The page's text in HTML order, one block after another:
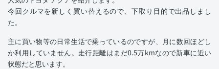
今回クルマを新しく買い替えるので、下取り目的で出品しまし
た。
主に買い物等の日常生活で乗っているのですが、月に数回ほどし
か利用していません。走行距離はまだ0.5万kmなので新車に近い
状態だと思います。